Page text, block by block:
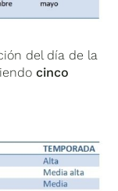
del día de la
cinco